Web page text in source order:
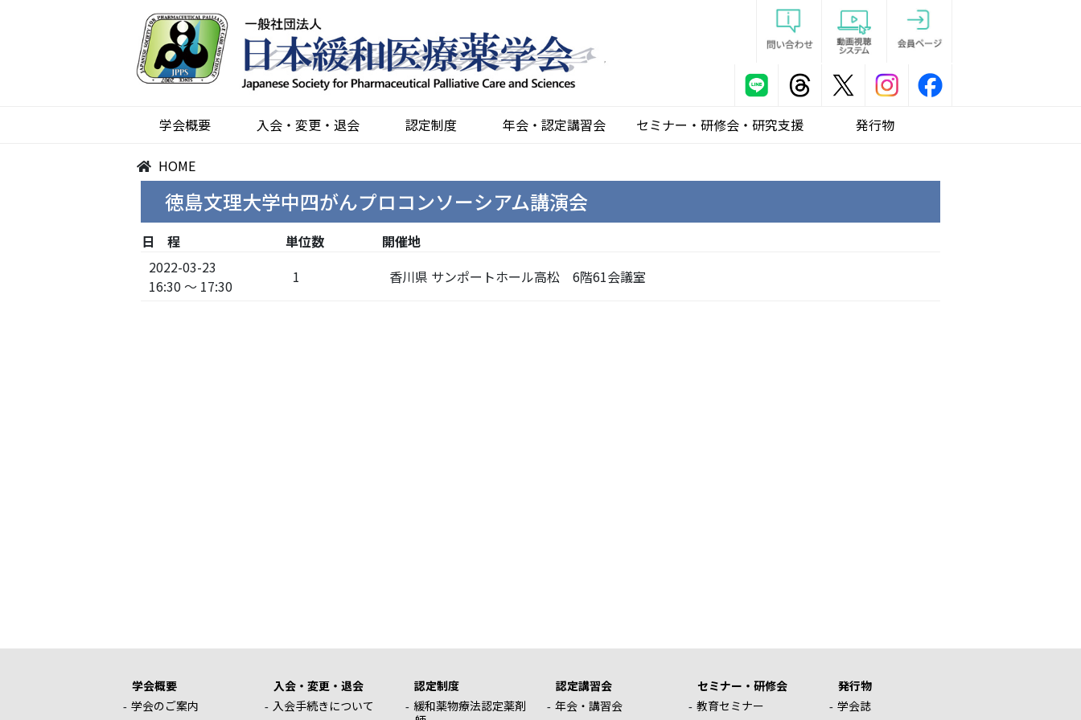
学会概要 入会・変更・退会 認定制度 年会・認定講習会 セミナー・研修会・研究支援 発行物
HOME
徳島文理大学中四がんプロコンソーシアム講演会
日 程 単位数
開催地
2022-03-23
16:30 ～ 17:30
1 香川県 サンポートホール高松 6階61会議室
学会概要
学会のご案内
入会・変更・退会
入会手続きについて
認定制度
緩和薬物療法認定薬剤
認定講習会
年会・講習会
セミナー・研修会
教育セミナー
発行物
学会誌